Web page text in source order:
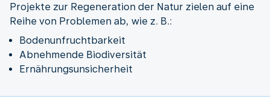
Projekte zur Regeneration der Natur zielen auf eine
Reihe von Problemen ab, wie z. B.:
Bodenunfruchtbarkeit
Abnehmende Biodiversität
Ernährungsunsicherheit